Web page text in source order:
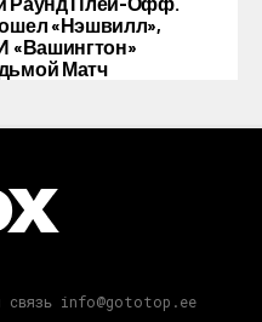
«Нэшвилл»,
«Вашингтон»
Матч
связь info@gototop.ee